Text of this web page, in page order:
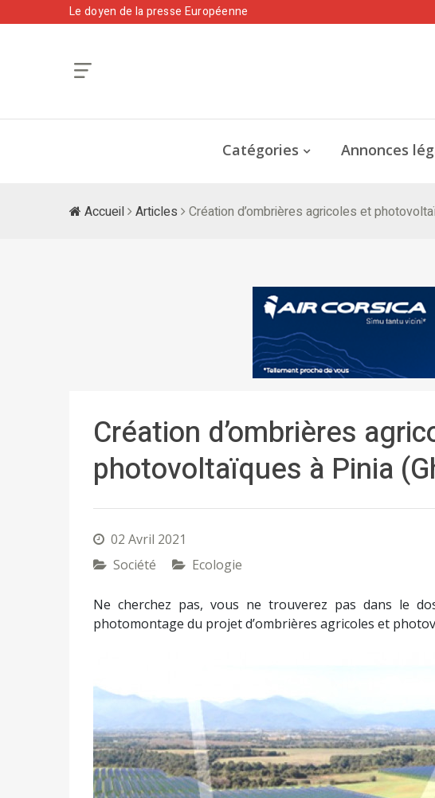
Le doyen de la presse Européenne
Catégories Annonces
Accueil Articles Création d’ombrières agricoles et
Création d’ombrières
photovoltaïques à Pinia
02 Avril 2021
Société
Ecologie
Ne cherchez pas, vous ne trouverez pas dans le
photomontage du projet d’ombrières agricoles et